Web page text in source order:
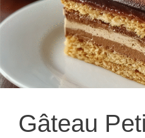
Gâteau